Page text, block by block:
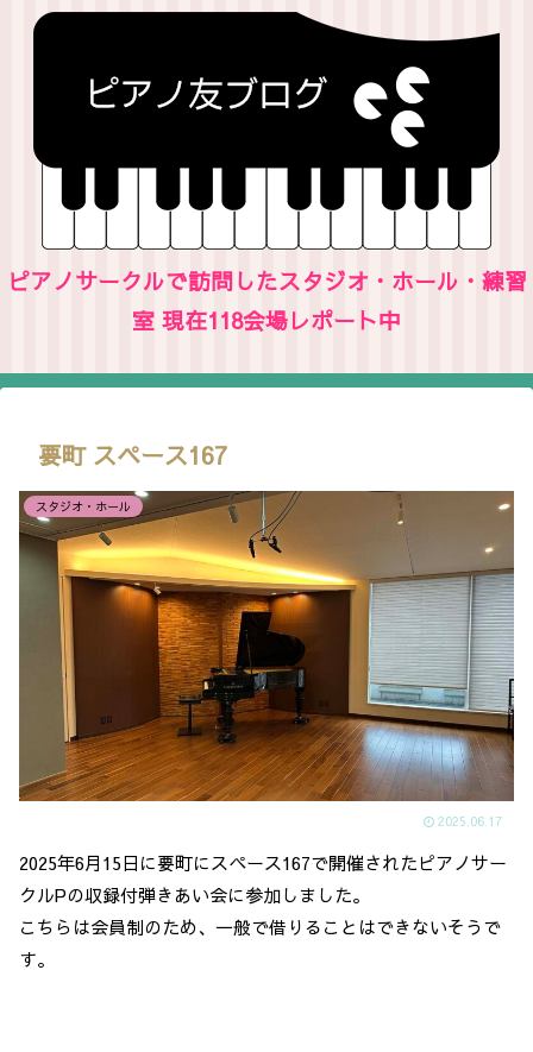
ピアノサークルで訪問したスタジオ・ホール・練習
室 現在118会場レポート中
要町 スペース167
スタジオ・ホール
2025.06.17
2025年6月15日に要町にスペース167で開催されたピアノサー
クルPの収録付弾きあい会に参加しました。
こちらは会員制のため、一般で借りることはできないそうで
す。